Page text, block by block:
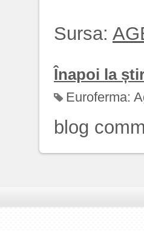
Sursa:
Înapoi la
Euroferma:
blog